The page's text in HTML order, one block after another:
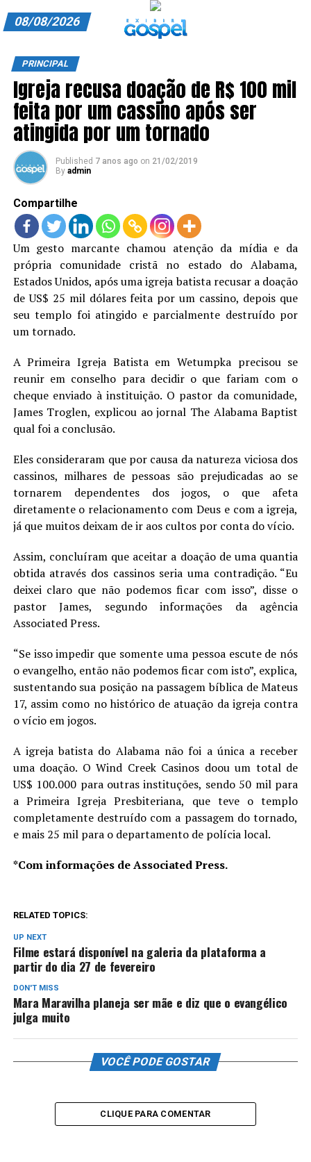
ANUNCIE CONOSCO
ASSINE
CARRINHO
EDITORIAL
ENTREVISTAS
EXPEDIENTE
FINALIZAR COMPRA
HOME
LANÇAMENTOS
08/08/2026
PRINCIPAL
Igreja recusa doação de R$ 100 mil
feita por um cassino após ser
atingida por um tornado
Published 7 anos ago on 21/02/2019
By admin
Compartilhe
Um gesto marcante chamou atenção da mídia e da
própria comunidade cristã no estado do Alabama,
Estados Unidos, após uma igreja batista recusar a doação
de US$ 25 mil dólares feita por um cassino, depois que
seu templo foi atingido e parcialmente destruído por
um tornado.
A Primeira Igreja Batista em Wetumpka precisou se
reunir em conselho para decidir o que fariam com o
cheque enviado à instituição. O pastor da comunidade,
James Troglen, explicou ao jornal The Alabama Baptist
qual foi a conclusão.
Eles consideraram que por causa da natureza viciosa dos
cassinos, milhares de pessoas são prejudicadas ao se
tornarem dependentes dos jogos, o que afeta
diretamente o relacionamento com Deus e com a igreja,
já que muitos deixam de ir aos cultos por conta do vício.
Assim, concluíram que aceitar a doação de uma quantia
obtida através dos cassinos seria uma contradição. “Eu
deixei claro que não podemos ficar com isso”, disse o
pastor James, segundo informações da agência
Associated Press.
“Se isso impedir que somente uma pessoa escute de nós
o evangelho, então não podemos ficar com isto”, explica,
sustentando sua posição na passagem bíblica de Mateus
17, assim como no histórico de atuação da igreja contra
o vício em jogos.
A igreja batista do Alabama não foi a única a receber
uma doação. O Wind Creek Casinos doou um total de
US$ 100.000 para outras instituções, sendo 50 mil para
a Primeira Igreja Presbiteriana, que teve o templo
completamente destruído com a passagem do tornado,
e mais 25 mil para o departamento de polícia local.
*Com informações de Associated Press.
RELATED TOPICS:
UP NEXT
Filme estará disponível na galeria da plataforma a
partir do dia 27 de fevereiro
DON'T MISS
Mara Maravilha planeja ser mãe e diz que o evangélico
julga muito
VOCÊ PODE GOSTAR
CLIQUE PARA COMENTAR